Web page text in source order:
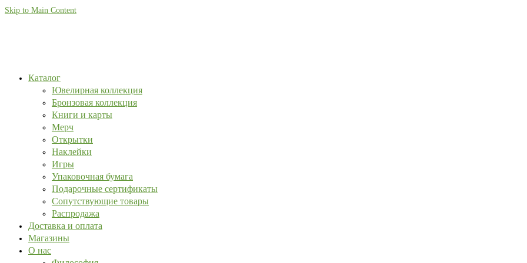
Skip to Main Content
Каталог
Ювелирная коллекция
Бронзовая коллекция
Книги и карты
Мерч
Открытки
Наклейки
Игры
Упаковочная бумага
Подарочные сертификаты
Сопутствующие товары
Распродажа
Доставка и оплата
Магазины
О нас